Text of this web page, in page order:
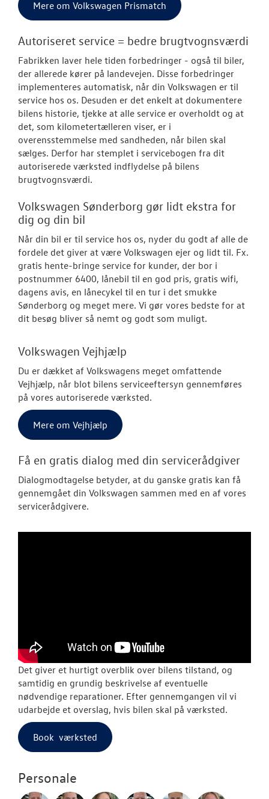
NYHEDER
OM OS
JOB OG
Mere om Volkswagen Prismatch
Autoriseret service = bedre brugtvognsværdi
Fabrikken laver hele tiden forbedringer - også til biler,
der allerede kører på landevejen. Disse forbedringer
implementeres automatisk, når din Volkswagen er til
service hos os. Desuden er det enkelt at dokumentere
bilens historie, tjekke at alle service er overholdt og at
det, som kilometertælleren viser, er i
overensstemmelse med sandheden, når bilen skal
sælges. Derfor har stemplet i servicebogen fra dit
autoriserede værksted indflydelse på bilens
brugtvognsværdi.
Volkswagen Sønderborg gør lidt ekstra for
dig og din bil
Når din bil er til service hos os, nyder du godt af alle de
fordele det giver at være Volkswagen ejer og lidt til. Fx.
gratis hente-bringe service for kunder, der bor i
postnummer 6400, lånebil til en god pris, gratis wifi,
dagens avis, en lånecykel til en tur i det smukke
Sønderborg og meget mere. Vi gør vores bedste for at
dit besøg bliver så nemt og godt som muligt.
Volkswagen Vejhjælp
Du er dækket af Volkswagens meget omfattende
Vejhjælp, når blot bilens serviceeftersyn gennemføres
på vores autoriserede værksted.
Mere om Vejhjælp
Få en gratis dialog med din servicerådgiver
Dialogmodtagelse betyder, at du ganske gratis kan få
gennemgået din Volkswagen sammen med en af vores
servicerådgivere.
Det giver et hurtigt overblik over bilens tilstand, og
samtidig en grundig beskrivelse af eventuelle
nødvendige reparationer. Efter gennemgangen vil vi
udarbejde et overslag, hvis bilen skal på værksted.
Book værksted
Personale